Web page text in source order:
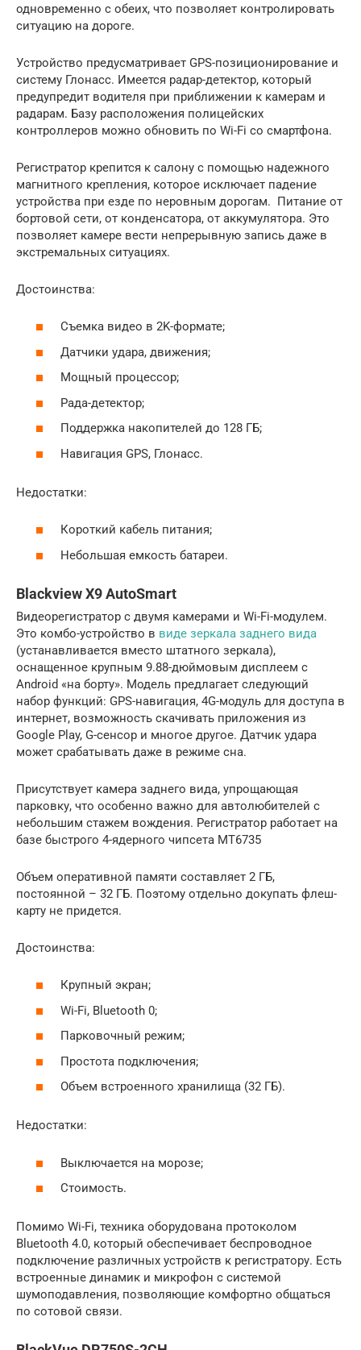
одновременно с обеих, что позволяет контролировать
ситуацию на дороге.
Устройство предусматривает GPS-позиционирование и
систему Глонасс. Имеется радар-детектор, который
предупредит водителя при приближении к камерам и
радарам. Базу расположения полицейских
контроллеров можно обновить по Wi-Fi со смартфона.
Регистратор крепится к салону с помощью надежного
магнитного крепления, которое исключает падение
устройства при езде по неровным дорогам. Питание от
бортовой сети, от конденсатора, от аккумулятора. Это
позволяет камере вести непрерывную запись даже в
экстремальных ситуациях.
Достоинства:
Съемка видео в 2K-формате;
Датчики удара, движения;
Мощный процессор;
Рада-детектор;
Поддержка накопителей до 128 ГБ;
Навигация GPS, Глонасс.
Недостатки:
Короткий кабель питания;
Небольшая емкость батареи.
Blackview X9 AutoSmart
Видеорегистратор с двумя камерами и Wi-Fi-модулем.
Это комбо-устройство в виде зеркала заднего вида
(устанавливается вместо штатного зеркала),
оснащенное крупным 9.88-дюймовым дисплеем с
Android «на борту». Модель предлагает следующий
набор функций: GPS-навигация, 4G-модуль для доступа в
интернет, возможность скачивать приложения из
Google Play, G-сенсор и многое другое. Датчик удара
может срабатывать даже в режиме сна.
Присутствует камера заднего вида, упрощающая
парковку, что особенно важно для автолюбителей с
небольшим стажем вождения. Регистратор работает на
базе быстрого 4-ядерного чипсета MT6735
Объем оперативной памяти составляет 2 ГБ,
постоянной – 32 ГБ. Поэтому отдельно докупать флеш-
карту не придется.
Достоинства:
Крупный экран;
Wi-Fi, Bluetooth 0;
Парковочный режим;
Простота подключения;
Объем встроенного хранилища (32 ГБ).
Недостатки:
Выключается на морозе;
Стоимость.
Помимо Wi-Fi, техника оборудована протоколом
Bluetooth 4.0, который обеспечивает беспроводное
подключение различных устройств к регистратору. Есть
встроенные динамик и микрофон с системой
шумоподавления, позволяющие комфортно общаться
по сотовой связи.